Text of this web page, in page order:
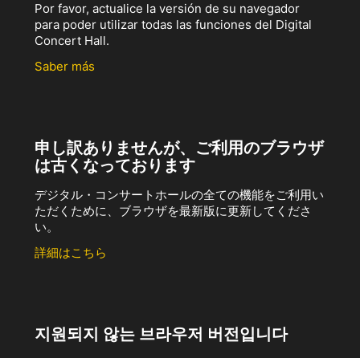
Por favor, actualice la versión de su navegador
para poder utilizar todas las funciones del Digital
Concert Hall.
Saber más
申し訳ありませんが、ご利用のブラウザ
は古くなっております
デジタル・コンサートホールの全ての機能をご利用い
ただくために、ブラウザを最新版に更新してくださ
い。
詳細はこちら
지원되지 않는 브라우저 버전입니다